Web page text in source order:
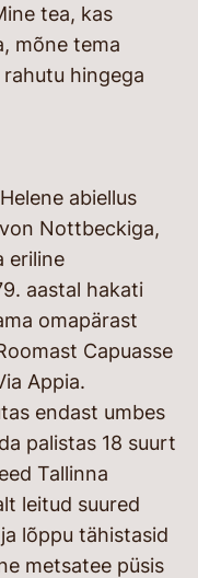
tea, kas
mõne tema
hingega
abiellus
Nottbeckiga,
eriline
aastal hakati
omapärast
Capuasse
Appia.
endast umbes
palistas 18 suurt
Tallinna
leitud suured
lõppu tähistasid
metsatee püsis